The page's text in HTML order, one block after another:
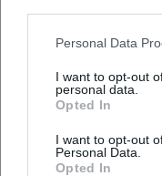
Personal Data
I want to opt-out
personal data.
Opted In
I want to opt-out
Personal Data.
Opted In
Volksfest Weiden
17. Sep 2026
Erleben Sie das
Spaß, Musik und Genuss
Festivals